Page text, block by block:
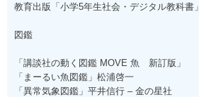
教育出版「小学5年生社会・デジタル教科書」
図鑑
「講談社の動く図鑑 MOVE 魚 新訂版」
「まーるい魚図鑑」松浦啓一
「異常気象図鑑」平井信行 – 金の星社